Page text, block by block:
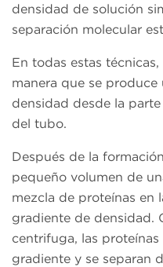
densidad de solución
separación molecular
En todas estas
manera que se
densidad desde la
del tubo.
Después de la
pequeño volumen de
mezcla de proteínas en
gradiente de densidad.
centrifuga, las
gradiente y se separan